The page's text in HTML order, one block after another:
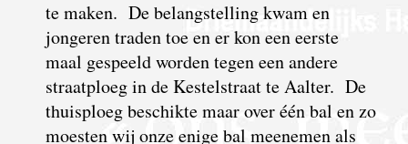
te maken. De belangstelling kwam en
jongeren traden toe en er kon een eerste
maal gespeeld worden tegen een andere
straatploeg in de Kestelstraat te Aalter. De
thuisploeg beschikte maar over één bal en zo
moesten wij onze enige bal meenemen als